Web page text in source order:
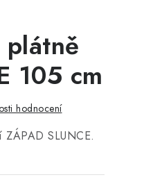
105 cm
hodnocení
SLUNCE.